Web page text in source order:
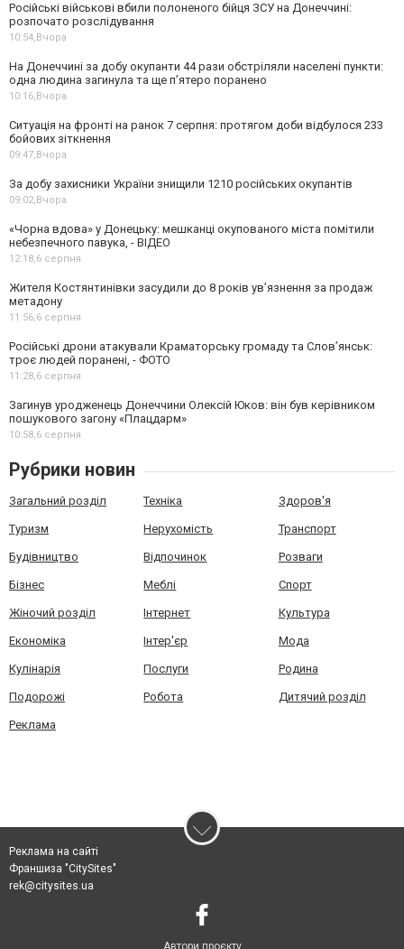
Російські військові вбили полоненого бійця ЗСУ на Донеччині:
розпочато розслідування
10:54, Вчора
На Донеччині за добу окупанти 44 рази обстріляли населені пункти:
одна людина загинула та ще пʼятеро поранено
10:16, Вчора
Ситуація на фронті на ранок 7 серпня: протягом доби відбулося 233
бойових зіткнення
09:47, Вчора
За добу захисники України знищили 1210 російських окупантів
09:02, Вчора
«Чорна вдова» у Донецьку: мешканці окупованого міста помітили
небезпечного павука, - ВІДЕО
12:18,6 серпня
Жителя Костянтинівки засудили до 8 років ув’язнення за продаж
метадону
11:56,6 серпня
Російські дрони атакували Краматорську громаду та Слов’янськ:
троє людей поранені, - ФОТО
11:28,6 серпня
Загинув уродженець Донеччини Олексій Юков: він був керівником
пошукового загону «Плацдарм»
10:58,6 серпня
Рубрики новин
Загальний розділ Техніка Здоров'я
Туризм Нерухомість Транспорт
Будівництво Відпочинок Розваги
Бізнес Меблі Спорт
Жіночий розділ Інтернет Культура
Економіка Інтер'єр Мода
Кулінарія Послуги Родина
Подорожі Робота Дитячий розділ
Реклама
Реклама на сайті
Франшиза "CitySites"
rek@citysites.ua